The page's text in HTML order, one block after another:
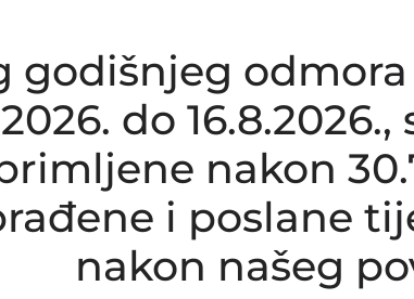
godišnjeg
do
nakon
i poslane
nakon našeg